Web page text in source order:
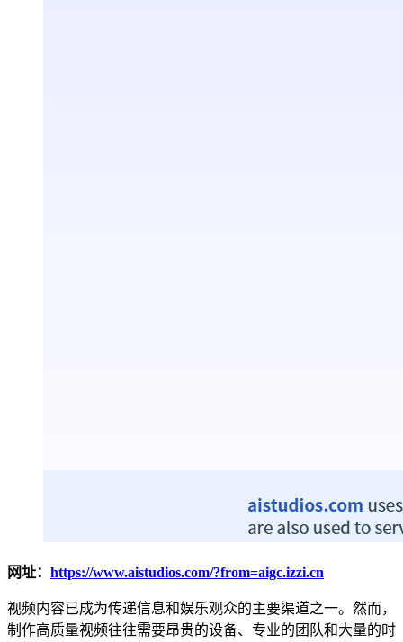
网址： https://www.aistudios.com/?from=aigc.izzi.cn
视频内容已成为传递信息和娱乐观众的主要渠道之一。然而，
制作高质量视频往往需要昂贵的设备、专业的团队和大量的时